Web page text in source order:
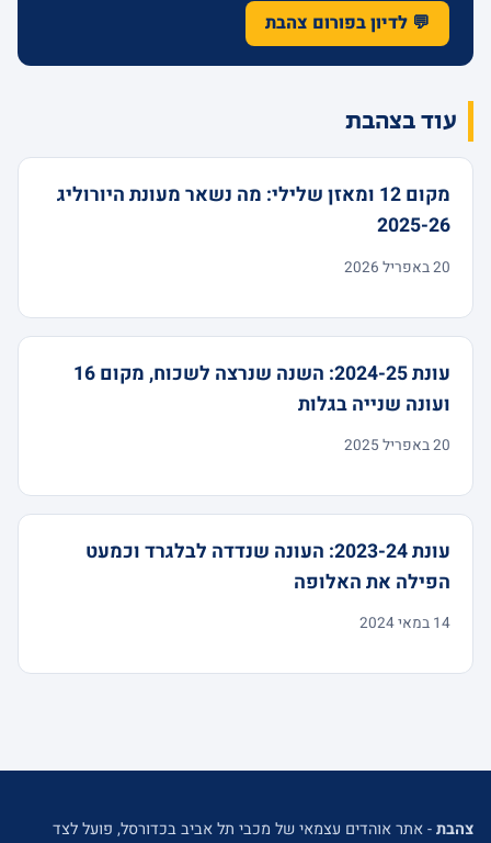
💬 לדיון בפורום צהבת
עוד בצהבת
מקום 12 ומאזן שלילי: מה נשאר מעונת היורוליג
2025-26
20 באפריל 2026
עונת 2024-25: השנה שנרצה לשכוח, מקום 16
ועונה שנייה בגלות
20 באפריל 2025
עונת 2023-24: העונה שנדדה לבלגרד וכמעט
הפילה את האלופה
14 במאי 2024
צהבת- אתר אוהדים עצמאי של מכבי תל אביב בכדורסל, פועל לצד